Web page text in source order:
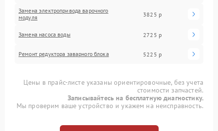
Замена электропривода варочного
модуля
3825 р
Замена насоса воды 2725 р
Ремонт редуктора заварного блока 5225 р
Цены в прайс-листе указаны ориентировочные, без учета
стоимости запчастей.
Записывайтесь на бесплатную диагностику.
Мы проверим ваше устройство и укажем на неисправность.